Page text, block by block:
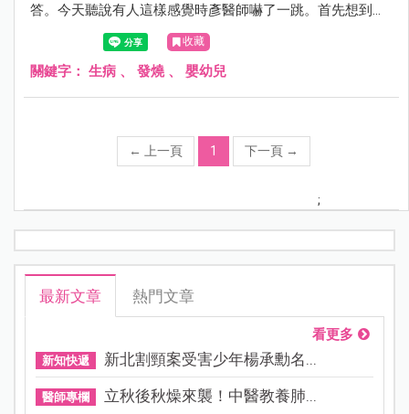
答。今天聽說有人這樣感覺時彥醫師嚇了一跳。首先想到的
是過去一周流感開打所有醫護人員跟把拔馬麻都辛苦了，動
不動就候診20幾個人，其實彥醫師坐在診間，也知道大家排
隊的煎熬。
收藏
關鍵字： 生病 、 發燒、 嬰幼兒
← 上一頁 1 下一頁 →
;
最新文章 熱門文章
看更多
新知快遞 新北割頸案受害少年楊承勳名...
醫師專欄 立秋後秋燥來襲！中醫教養肺...